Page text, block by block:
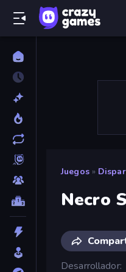
Juegos »
Necro
Desarrollador